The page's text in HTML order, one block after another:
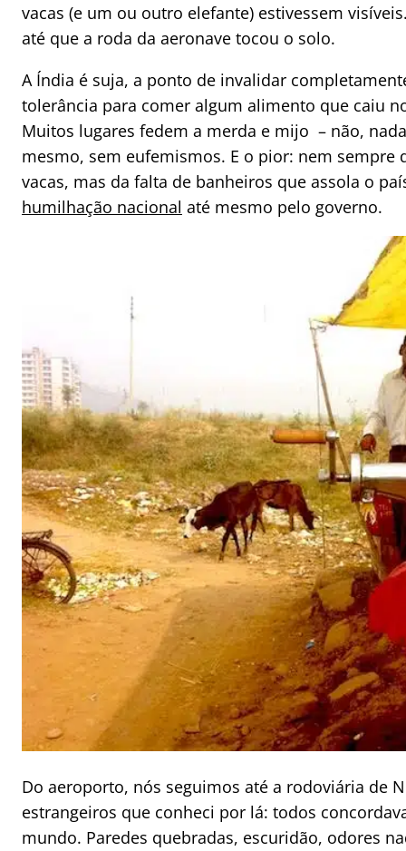
vacas (e um ou outro elefante) estivessem
até que a roda da aeronave tocou o solo.
A Índia é suja, a ponto de invalidar
tolerância para comer algum alimento que caiu
Muitos lugares fedem a merda e mijo – não,
mesmo, sem eufemismos. E o pior: nem sempre
vacas, mas da falta de banheiros que assola o
humilhação nacional até mesmo pelo governo.
Do aeroporto, nós seguimos até a rodoviária de
estrangeiros que conheci por lá: todos
mundo. Paredes quebradas, escuridão, odores